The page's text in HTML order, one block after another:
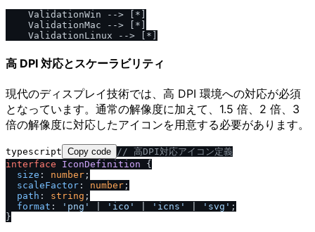
    ValidationWin --> [*]
    ValidationMac --> [*]
高 DPI 対応とスケーラビリティ
現代のディスプレイ技術では、高 DPI 環境への対応が必須
となっています。通常の解像度に加えて、1.5 倍、2 倍、3
倍の解像度に対応したアイコンを用意する必要があります。
typescript Copy code // 高DPI対応アイコン定義
interface
IconDefinition {
size : number ;
scaleFactor : number ;
path : string ;
format : 'png' 'ico' 'icns' 'svg' ;
}